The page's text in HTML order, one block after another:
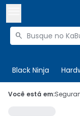
Buscar produtos

Black Ninja
 Olá. Acesse
Você está em: